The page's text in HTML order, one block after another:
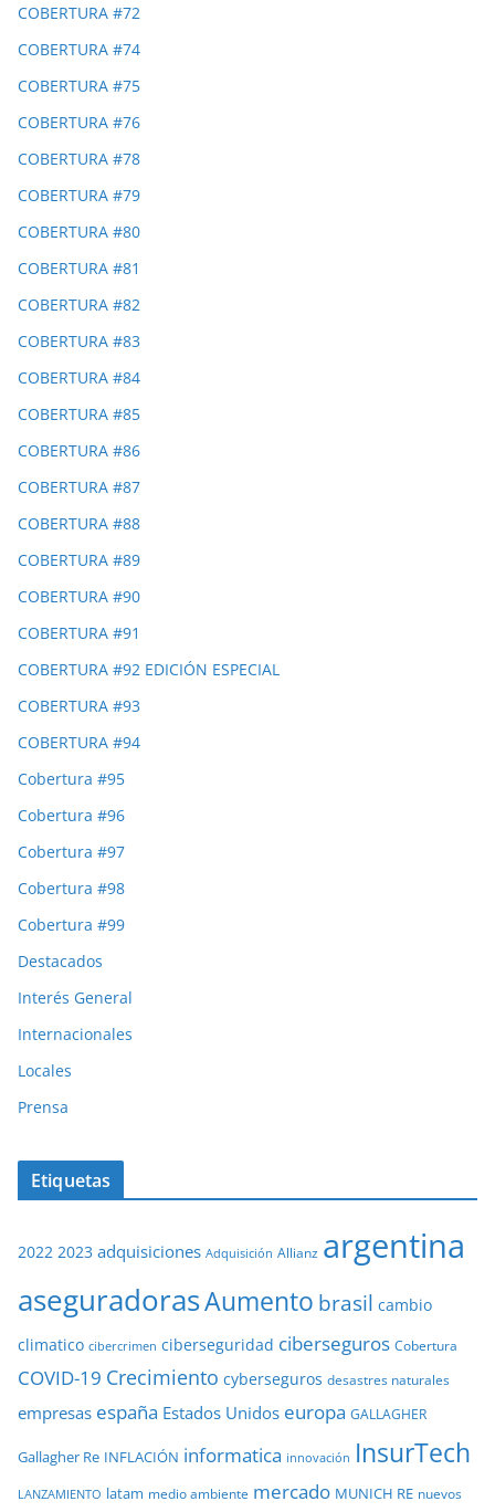
COBERTURA #72
COBERTURA #74
COBERTURA #75
COBERTURA #76
COBERTURA #78
COBERTURA #79
COBERTURA #80
COBERTURA #81
COBERTURA #82
COBERTURA #83
COBERTURA #84
COBERTURA #85
COBERTURA #86
COBERTURA #87
COBERTURA #88
COBERTURA #89
COBERTURA #90
COBERTURA #91
COBERTURA #92 EDICIÓN ESPECIAL
COBERTURA #93
COBERTURA #94
Cobertura #95
Cobertura #96
Cobertura #97
Cobertura #98
Cobertura #99
Destacados
Interés General
Internacionales
Locales
Prensa
Etiquetas
2022 2023 adquisiciones Adquisición Allianz argentina
aseguradorasAumento brasil cambio
climatico cibercrimen ciberseguridad ciberseguros Cobertura
COVID-19 Crecimiento cyberseguros desastres naturales
empresas españa Estados Unidos europa GALLAGHER
Gallagher Re INFLACIÓN informatica innovación InsurTech
LANZAMIENTO latam medio ambiente mercado MUNICH RE nuevos